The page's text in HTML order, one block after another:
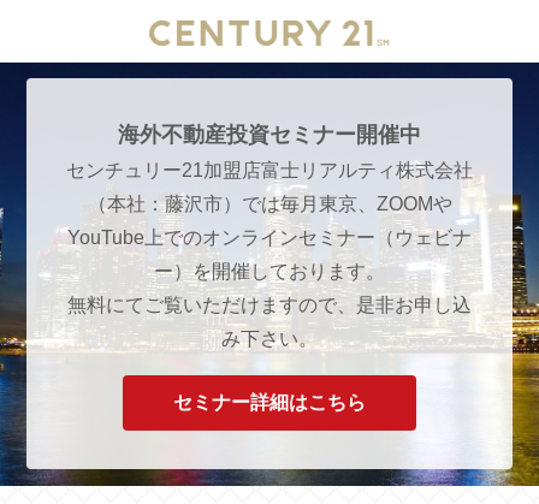
海外不動産投資セミナー開催中
センチュリー21加盟店富士リアルティ株式会社
（本社：藤沢市）では毎月東京、ZOOMや
YouTube上でのオンラインセミナー（ウェビナ
ー）を開催しております。
無料にてご覧いただけますので、是非お申し込
み下さい。
セミナー詳細はこちら